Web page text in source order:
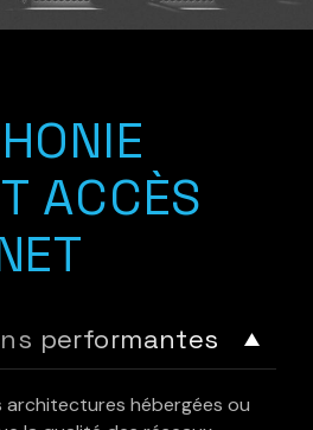
ACCÈS
performantes
architectureshébergées ou